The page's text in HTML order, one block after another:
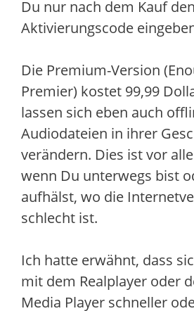
Du nur nach dem Kauf den
Aktivierungscode
Die Premium-Version
Premier) kostet 99,99
lassen sich eben auch
Audiodateien in ihrer
verändern. Dies ist vor
wenn Du unterwegs bist
aufhälst, wo die
schlecht ist.
Ich hatte erwähnt, dass
mit dem Realplayer oder
Media Player schneller